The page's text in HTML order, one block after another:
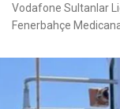
Vodafone Sultanlar
Fenerbahçe